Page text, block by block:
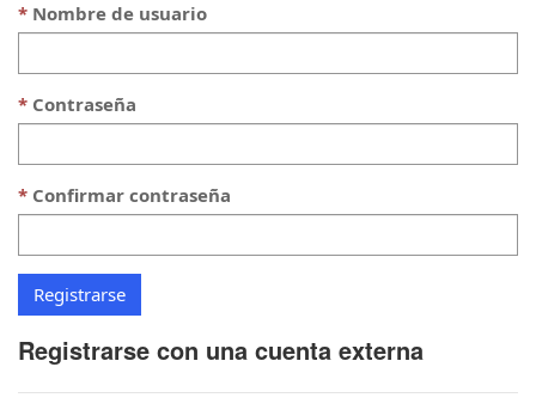
Nombre de usuario
Contraseña
Confirmar contraseña
Registrarse con una cuenta externa